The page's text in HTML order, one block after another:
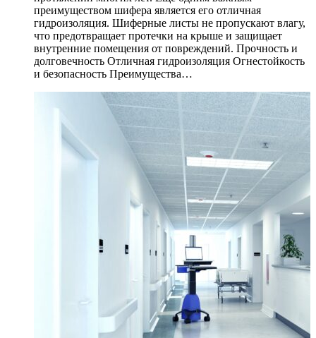
преимуществом шифера является его отличная
гидроизоляция. Шиферные листы не пропускают влагу,
что предотвращает протечки на крыше и защищает
внутренние помещения от повреждений. Прочность и
долговечность Отличная гидроизоляция Огнестойкость
и безопасность Преимущества…